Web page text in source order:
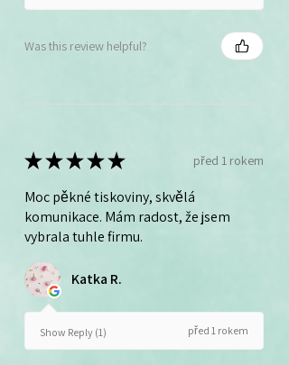
Was this review helpful?
★★★★★ před 1 rokem
Moc pěkné tiskoviny, skvělá
komunikace. Mám radost, že jsem
vybrala tuhle firmu.
Katka R.
Show Reply (1) před 1 rokem